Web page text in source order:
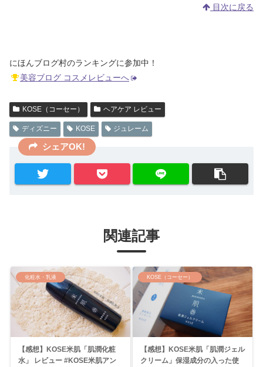
目次に戻る
にほんブログ村のランキングに参加中！
美容ブログ コスメレビューへ
KOSE（コーセー） ヘアケア レビュー
ディズニー KOSE ジュレーム
シェアOK!
関連記事
化粧水・乳液
【感想】KOSE米肌「肌潤化粧
水」 レビュー #KOSE米肌アン
KOSE（コーセー）
【感想】KOSE米肌「肌潤ジェル
クリーム」保湿成分の入った使